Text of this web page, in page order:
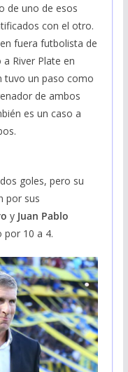
de uno de esos
con el otro.
fuera futbolista de
River Plate en
tuvo un paso como
de ambos
es un caso a
goles, pero su
por sus
yJuan Pablo
por 10 a 4.